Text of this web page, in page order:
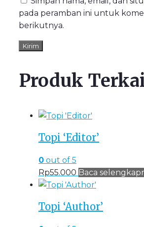
pada peramban ini untuk
berikutnya.
Produk
Topi ‘Editor’
0 out of 5
Rp55.000 Baca
Topi ‘Author’